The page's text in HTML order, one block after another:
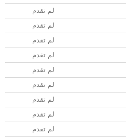
لم تقدم
لم تقدم
لم تقدم
لم تقدم
لم تقدم
لم تقدم
لم تقدم
لم تقدم
لم تقدم